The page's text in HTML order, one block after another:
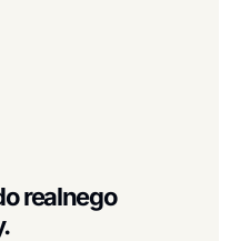
realnego